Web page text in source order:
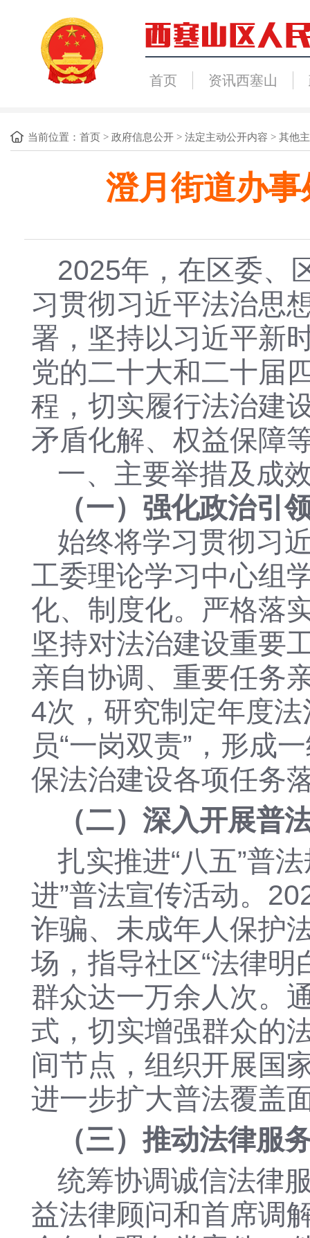
首页 资讯西塞山
当前位置： 首页 > 政府信息公开 > 法定主动公开内容 > 其他
澄月街道办
2025年，在区委、
习贯彻习近平法治思
署，坚持以习近平新
党的二十大和二十届
程，切实履行法治建
矛盾化解、权益保障
一、主要举措及成
（一）强化政治引
始终将学习贯彻习
工委理论学习中心组
化、制度化。严格落
坚持对法治建设重要
亲自协调、重要任务
4次，研究制定年度
员“一岗双责”，形成
保法治建设各项任务
（二）深入开展普
扎实推进“八五”普
进”普法宣传活动。
诈骗、未成年人保护
场，指导社区“法律明
群众达一万余人次。
式，切实增强群众的
间节点，组织开展国
进一步扩大普法覆盖
（三）推动法律服
统筹协调诚信法律
益法律顾问和首席调